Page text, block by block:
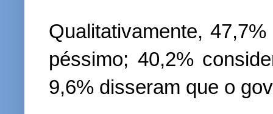
Qualitativamente,
péssimo; 40,2%
9,6% disseram que o